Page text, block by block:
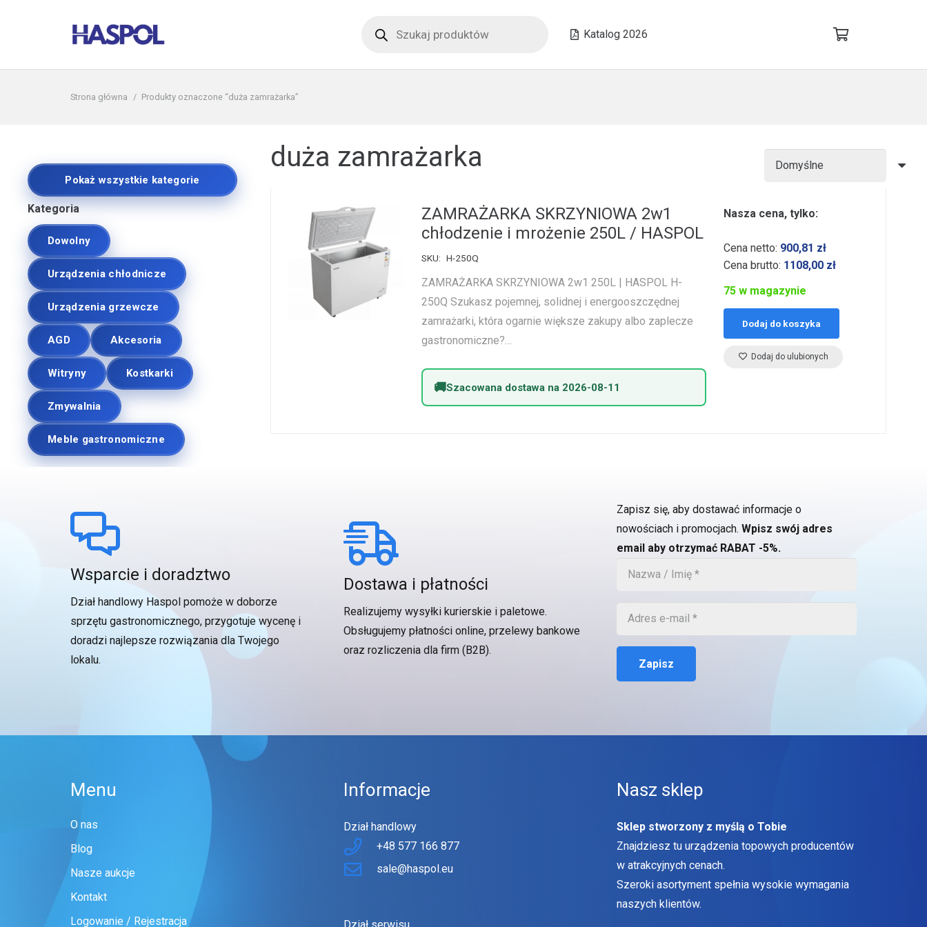
produktów
Katalog 2026
Strona główna / Produkty oznaczone “duża zamrażarka”
Pokaż wszystkie kategorie
Kategoria
Dowolny
Urządzenia chłodnicze
Urządzenia grzewcze
AGD Akcesoria
Witryny Kostkarki
Zmywalnia
Meble gastronomiczne
duża zamrażarka
ZAMRAŻARKA SKRZYNIOWA 2w1
chłodzenie i mrożenie 250L / HASPOL
SKU: H-250Q
ZAMRAŻARKA SKRZYNIOWA 2w1 250L | HASPOL H-
250Q Szukasz pojemnej, solidnej i energooszczędnej
zamrażarki, która ogarnie większe zakupy albo zaplecze
gastronomiczne?…
Szacowana dostawa na 2026-08-11
Nasza cena, tylko:
Cena netto: 900,81 zł
Cena brutto: 1108,00 zł
75 w magazynie
Dodaj do koszyka
Dodaj do ulubionych
Wsparcie i doradztwo
Dział handlowy Haspol pomoże w doborze
sprzętu gastronomicznego, przygotuje wycenę i
doradzi najlepsze rozwiązania dla Twojego
lokalu.
Dostawa i płatności
Realizujemy wysyłki kurierskie i paletowe.
Obsługujemy płatności online, przelewy bankowe
oraz rozliczenia dla firm (B2B).
Zapisz się, aby dostawać informacje o
nowościach i promocjach. Wpisz swój adres
email aby otrzymać RABAT -5%.
Zapisz
Menu
O nas
Blog
Nasze aukcje
Kontakt
Logowanie / Rejestracja
Informacje
Dział handlowy
+48 577 166 877
sale@haspol.eu
Nasz sklep
Sklep stworzony z myślą o Tobie
Znajdziesz tu urządzenia topowych producentów
w atrakcyjnych cenach.
Szeroki asortyment spełnia wysokie wymagania
naszych klientów.